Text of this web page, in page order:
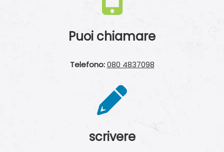
Puoi chiamare
Telefono: 080 4837098
scrivere